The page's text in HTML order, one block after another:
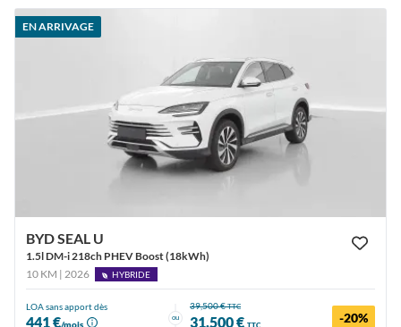
EN ARRIVAGE
BYD SEAL U
1.5l DM-i 218ch PHEV Boost (18kWh)
10 KM | 2026
HYBRIDE
LOA sans apport dès
441 €/mois
ou
39,500 €TTC
31,500 € -20%